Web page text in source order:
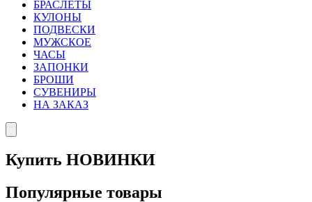
БРАСЛЕТЫ
КУЛОНЫ
ПОДВЕСКИ
МУЖСКОЕ
ЧАСЫ
ЗАПОНКИ
БРОШИ
СУВЕНИРЫ
НА ЗАКАЗ
Купить НОВИНКИ
Популярные товары